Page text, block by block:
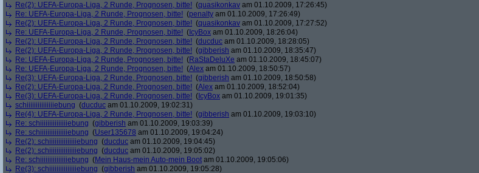
Re(2): UEFA-Europa-Liga, 2 Runde, Prognosen, bitte! (quasikonkav am 01.10.2009, 17:26:45)
Re: UEFA-Europa-Liga, 2 Runde, Prognosen, bitte! (penalty am 01.10.2009, 17:26:49)
Re(2): UEFA-Europa-Liga, 2 Runde, Prognosen, bitte! (quasikonkav am 01.10.2009, 17:27:52)
Re: UEFA-Europa-Liga, 2 Runde, Prognosen, bitte! ( IcyBox am 01.10.2009, 18:26:04)
Re(2): UEFA-Europa-Liga, 2 Runde, Prognosen, bitte! (ducduc am 01.10.2009, 18:28:05)
Re(2): UEFA-Europa-Liga, 2 Runde, Prognosen, bitte! (gibberish am 01.10.2009, 18:35:47)
Re: UEFA-Europa-Liga, 2 Runde, Prognosen, bitte! (RaStaDeluXe am 01.10.2009, 18:45:07)
Re: UEFA-Europa-Liga, 2 Runde, Prognosen, bitte! (Alex am 01.10.2009, 18:50:57)
Re(3): UEFA-Europa-Liga, 2 Runde, Prognosen, bitte! (gibberish am 01.10.2009, 18:50:58)
Re(2): UEFA-Europa-Liga, 2 Runde, Prognosen, bitte! (Alex am 01.10.2009, 18:52:04)
Re(3): UEFA-Europa-Liga, 2 Runde, Prognosen, bitte! ( IcyBox am 01.10.2009, 19:01:35)
schiiiiiiiiiiiiiiiebung (ducduc am 01.10.2009, 19:02:31)
Re(4): UEFA-Europa-Liga, 2 Runde, Prognosen, bitte! (gibberish am 01.10.2009, 19:03:10)
Re: schiiiiiiiiiiiiiiiebung (gibberish am 01.10.2009, 19:03:39)
Re: schiiiiiiiiiiiiiiiebung (User135678 am 01.10.2009, 19:04:24)
Re(2): schiiiiiiiiiiiiiiiebung (ducduc am 01.10.2009, 19:04:45)
Re(2): schiiiiiiiiiiiiiiiebung (ducduc am 01.10.2009, 19:05:02)
Re: schiiiiiiiiiiiiiiiebung (Mein Haus-mein Auto-mein Boot am 01.10.2009, 19:05:06)
Re(3): schiiiiiiiiiiiiiiiebung (gibberish am 01.10.2009, 19:05:28)